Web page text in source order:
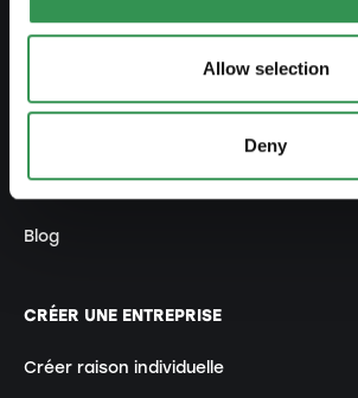
Allow selection
Deny
Créer business plan
Retrait caisse pension
Cours
Blog
CRÉER UNE ENTREPRISE
Créer raison individuelle